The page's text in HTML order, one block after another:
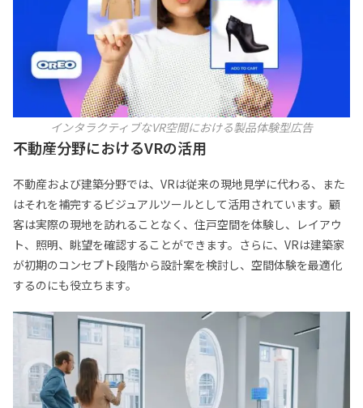
インタラクティブなVR空間における製品体験型広告
不動産分野におけるVRの活用
不動産および建築分野では、VRは従来の現地見学に代わる、また
はそれを補完するビジュアルツールとして活用されています。顧
客は実際の現地を訪れることなく、住戸空間を体験し、レイアウ
ト、照明、眺望を確認することができます。さらに、VRは建築家
が初期のコンセプト段階から設計案を検討し、空間体験を最適化
するのにも役立ちます。